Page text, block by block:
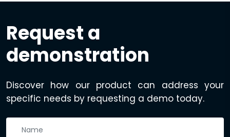
Request a
demonstration
Discover how our product can address your
specific needs by requesting a demo today.